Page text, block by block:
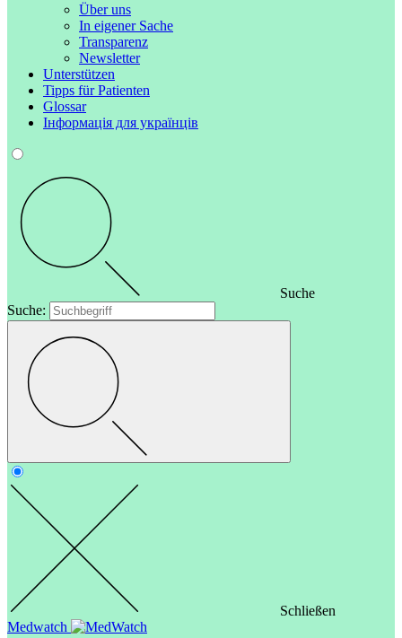
Über uns
In eigener Sache
Transparenz
Newsletter
Unterstützen
Tipps für Patienten
Glossar
Інформація для українців
Suche
Suche:
Schließen
Medwatch